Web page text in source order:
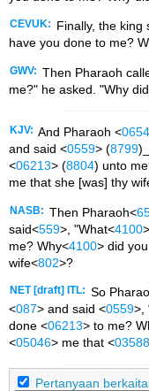
CEVUK:
Finally, the king
have you done to me?
GWV: Then Pharaoh
me?" he asked. "Why
KJV: And Pharaoh <
and said <0559> (8799
<06213> (8804) unto
me that she [was] thy
NASB: Then Pharaoh<
said<559>, "What<4100
me? Why<4100> did
wife<802>?
NET [draft] ITL: So
<087> and said <0559>,
done <06213> to me?
<05046> me that <03588
Pertanyaan